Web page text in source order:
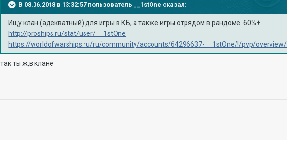
В 08.06.2018 в 13:32:57 пользователь __1stOne сказал:
Ищу клан (адекватный) для игры в КБ, а также игры отрядом в рандоме. 60%+
http://proships.ru/stat/user/__1stOne
https://worldofwarships.ru/ru/community/accounts/64296637-__1stOne/!/pvp/overview/
так ты ж,в клане